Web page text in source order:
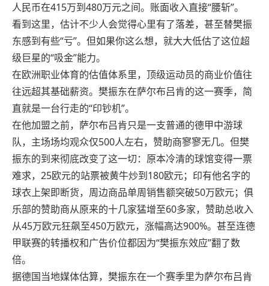
人民币在415万到480万元之间。账面收入直接“腰斩”。
看到这里，估计不少人会觉得心里有了落差，甚至替樊振
东感到有些“亏”。但如果你这么想，就大大低估了这位超
级巨星的“吸金”能力。
在欧洲职业体育的估值体系里，顶级运动员的商业价值往
往远超其基础薪资。樊振东在萨尔布吕肯的这一赛季，简
直就是一台行走的“印钞机”。
在他加盟之前，萨尔布吕肯只是一支普通的德甲中游球
队，主场场均观众仅500人左右，赞助商寥寥无几。但樊
振东的到来彻底改变了这一切：原本冷清的球馆变得一票
难求，25欧元的站票被黄牛炒到180欧元；印有他名字的
球衣上架即断货，周边商品单周销售额突破50万欧元；俱
乐部的赞助商从原来的十几家猛增至60多家，赞助总收入
从45万欧元狂飙至450万欧元，涨幅高达900%。甚至连德
甲联赛的转播权和广告价位都因为“樊振东效应”翻了数
倍。
据德国当地媒体估算，樊振东在一个赛季里为萨尔布吕肯